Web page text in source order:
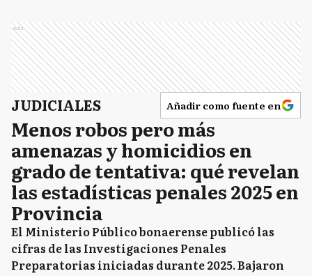
Ads
JUDICIALES Añadir como fuente en
Menos robos pero más
amenazas y homicidios en
grado de tentativa: qué revelan
las estadísticas penales 2025 en
Provincia
El Ministerio Público bonaerense publicó las
cifras de las Investigaciones Penales
Preparatorias iniciadas durante 2025. Bajaron